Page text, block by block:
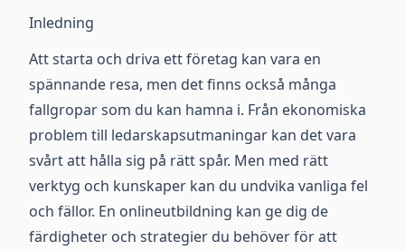
Inledning
Att starta och driva ett företag kan vara en
spännande resa, men det finns också många
fallgropar som du kan hamna i. Från ekonomiska
problem till ledarskapsutmaningar kan det vara
svårt att hålla sig på rätt spår. Men med rätt
verktyg och kunskaper kan du undvika vanliga fel
och fällor. En onlineutbildning kan ge dig de
färdigheter och strategier du behöver för att